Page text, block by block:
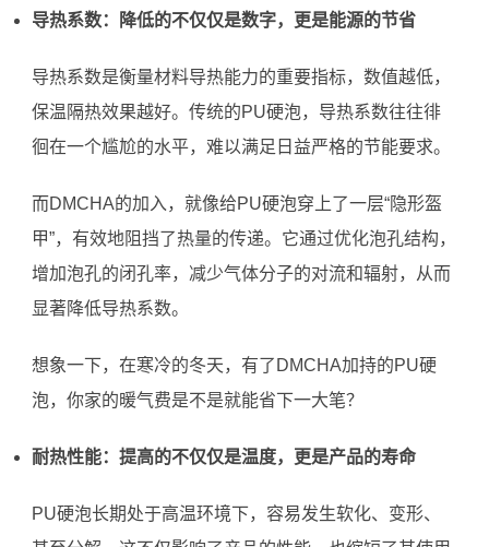
导热系数：降低的不仅仅是数字，更是能源的节省
导热系数是衡量材料导热能力的重要指标，数值越低，
保温隔热效果越好。传统的PU硬泡，导热系数往往徘
徊在一个尴尬的水平，难以满足日益严格的节能要求。
而DMCHA的加入，就像给PU硬泡穿上了一层“隐形盔
甲”，有效地阻挡了热量的传递。它通过优化泡孔结构，
增加泡孔的闭孔率，减少气体分子的对流和辐射，从而
显著降低导热系数。
想象一下，在寒冷的冬天，有了DMCHA加持的PU硬
泡，你家的暖气费是不是就能省下一大笔？
耐热性能：提高的不仅仅是温度，更是产品的寿命
PU硬泡长期处于高温环境下，容易发生软化、变形、